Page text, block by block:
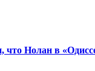
что Нолан в